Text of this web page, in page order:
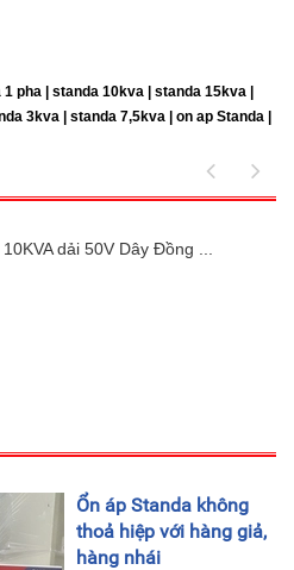
pha | standa 10kva | standa 15kva |
3kva | standa 7,5kva | on ap Standa |
dải 50V Dây Đồng ...
Ổn áp Standa không
thoả hiệp với hàng giả,
hàng nhái